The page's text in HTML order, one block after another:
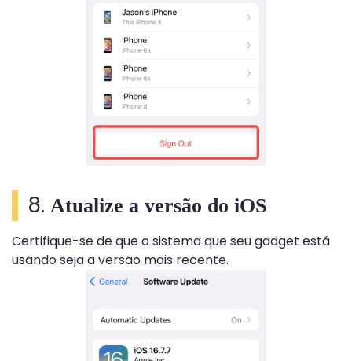
8. Atualize a versão do iOS
Certifique-se de que o sistema que seu gadget está
usando seja a versão mais recente.